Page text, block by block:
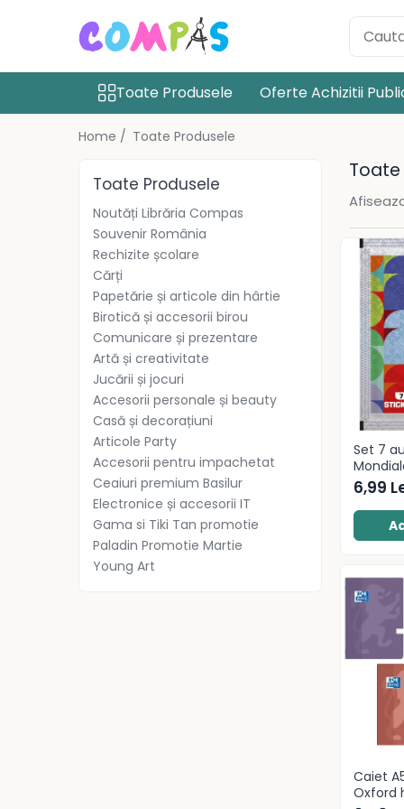
Toate Produsele
Noutăți Librăria Compas
Rechizite școlare
Stilouri școlare
Rollere și finelinere
Markere și textmarkere
Creioane grafice
Creioane mecanice
Creioane colorate
Creioane cerate
Corectoare și lipici
Mine și rezerve
Cretă școlară și creativă
Accesorii școlare
Coperți caiete si cărți
Etichete școlare
Toate Produsele Oferte Achizitii
Home / Toate Produsele
Toate
Toate Produsele
Noutăți Librăria Compas
Souvenir România
Rechizite școlare
Cărți
Papetărie și articole din hârtie
Birotică și accesorii birou
Comunicare și prezentare
Artă și creativitate
Jucării și jocuri
Accesorii personale și beauty
Casă și decorațiuni
Articole Party
Accesorii pentru impachetat
Ceaiuri premium Basilur
Electronice și accesorii IT
Gama si Tiki Tan promotie
Paladin Promotie Martie
Young Art
Set 7
6,99
Caiet
Oxford